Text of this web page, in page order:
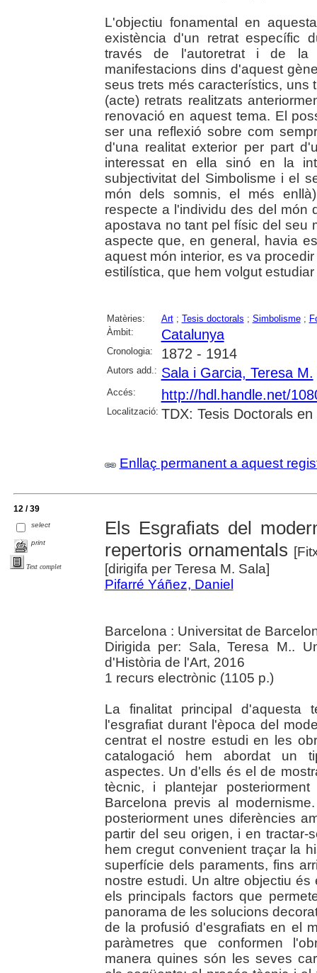
L'objectiu fonamental en
existència d'un retrat específic
través de l'autoretrat i de la
manifestacions dins d'aquest
seus trets més característics, uns
(acte) retrats realitzats
renovació en aquest tema. El
ser una reflexió sobre com
d'una realitat exterior per part
interessat en ella sinó en la
subjectivitat del Simbolisme i el
món dels somnis, el més
respecte a l'individu des del món
apostava no tant pel físic del seu
aspecte que, en general, havia
aquest món interior, es va
estilística, que hem volgut
Matèries: Art; Tesis doctorals ; Simbolisme;
Àmbit:
Catalunya
Cronologia: 1872 - 1914
Autors add.: Sala i Garcia, Teresa M.
Accés: http://hdl.handle.net/
Localització: TDX: Tesis Doctorals
Enllaç permanent a aquest
12 / 39
select
print
Text complet
Els Esgrafiats del
repertoris ornamentals
[dirigifa per Teresa M. Sala]
Pifarré Yáñez, Daniel
Barcelona : Universitat de
Dirigida per: Sala, Teresa M..
d'Història de l'Art, 2016
1 recurs electrònic (1105 p.)
La finalitat principal
l'esgrafiat durant l'època del
centrat el nostre estudi en les
catalogació hem abordat un
aspectes. Un d'ells és el de
tècnic, i plantejar
Barcelona previs al
posteriorment unes diferències
partir del seu origen, i en tractar-
hem cregut convenient traçar la
superfície dels paraments, fins
nostre estudi. Un altre objectiu
els principals factors que
panorama de les solucions
de la profusió d'esgrafiats en el
paràmetres que conformen
manera quines són les seves